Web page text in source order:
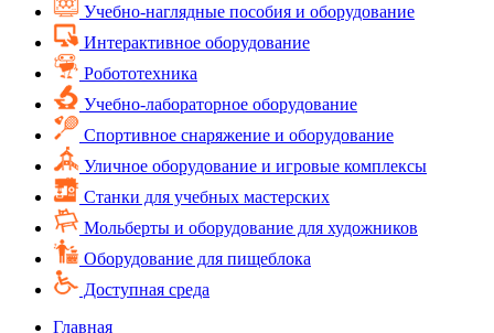
Учебно-наглядные пособия и оборудование
Интерактивное оборудование
Робототехника
Учебно-лабораторное оборудование
Спортивное снаряжение и оборудование
Уличное оборудование и игровые комплексы
Cтанки для учебных мастерских
Мольберты и оборудование для художников
Оборудование для пищеблока
Доступная среда
Главная